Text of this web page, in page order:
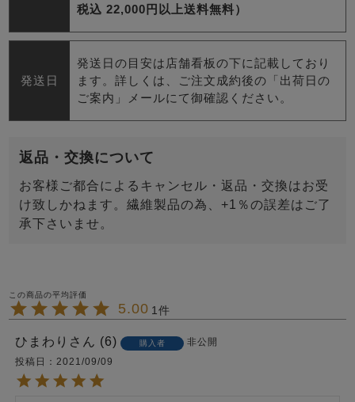
税込 22,000円以上送料無料）
発送日
発送日の目安は店舗看板の下に記載しており
ます。詳しくは、ご注文成約後の「出荷日の
ご案内」メールにて御確認ください。
返品・交換について
お客様ご都合によるキャンセル・返品・交換はお受
け致しかねます。繊維製品の為、+1％の誤差はご了
承下さいませ。
5.00 1
ひまわり 6 購入者
非公開
投稿日
2021/09/09